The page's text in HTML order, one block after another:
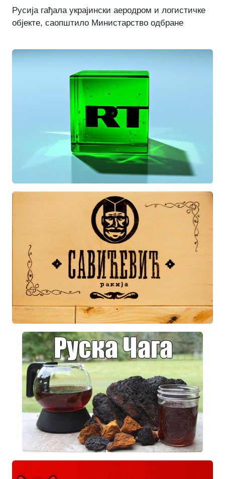
Русија гађала украјински аеродром и логистичке
објекте, саопштило Министарство одбране